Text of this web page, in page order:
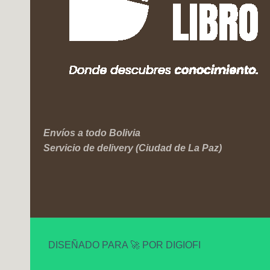
Envíos a todo Bolivia
Servicio de delivery (Ciudad de La Paz)
DISEÑADO PARA 🚀 POR DIGIOFI